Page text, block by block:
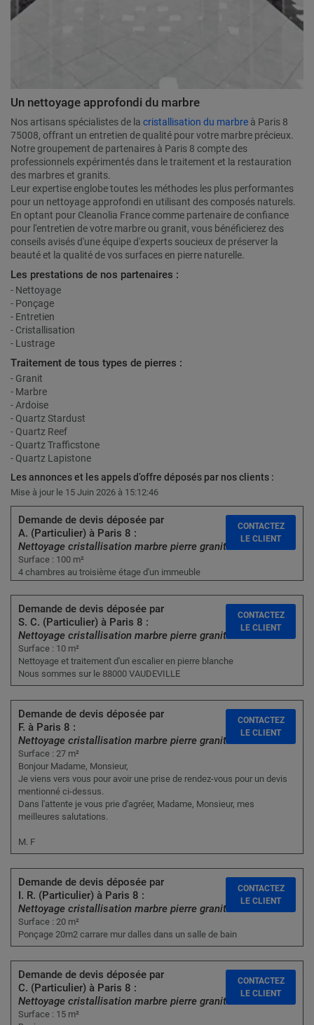
Un nettoyage approfondi du marbre
Nos artisans spécialistes de la cristallisation du marbre à Paris 8
75008, offrant un entretien de qualité pour votre marbre précieux.
Notre groupement de partenaires à Paris 8 compte des
professionnels expérimentés dans le traitement et la restauration
des marbres et granits.
Leur expertise englobe toutes les méthodes les plus performantes
pour un nettoyage approfondi en utilisant des composés naturels.
En optant pour Cleanolia France comme partenaire de confiance
pour l'entretien de votre marbre ou granit, vous bénéficierez des
conseils avisés d'une équipe d'experts soucieux de préserver la
beauté et la qualité de vos surfaces en pierre naturelle.
Les prestations de nos partenaires :
- Nettoyage
- Ponçage
- Entretien
- Cristallisation
- Lustrage
Traitement de tous types de pierres :
- Granit
- Marbre
- Ardoise
- Quartz Stardust
- Quartz Reef
- Quartz Trafficstone
- Quartz Lapistone
Les annonces et les appels d’offre déposés par nos clients :
Mise à jour le 15 Juin 2026 à 15:12:46
Demande de devis déposée par
A. (Particulier) à Paris 8 :
Nettoyage cristallisation marbre pierre granit
Surface : 100 m²
4 chambres au troisième étage d'un immeuble
CONTACTEZ
LE CLIENT
Demande de devis déposée par
S. C. (Particulier) à Paris 8 :
Nettoyage cristallisation marbre pierre granit
Surface : 10 m²
Nettoyage et traitement d'un escalier en pierre blanche
Nous sommes sur le 88000 VAUDEVILLE
CONTACTEZ
LE CLIENT
Demande de devis déposée par
F. à Paris 8 :
Nettoyage cristallisation marbre pierre granit
Surface : 27 m²
Bonjour Madame, Monsieur,
Je viens vers vous pour avoir une prise de rendez-vous pour un devis
mentionné ci-dessus.
Dans l'attente je vous prie d'agréer, Madame, Monsieur, mes
meilleures salutations.
M. F
CONTACTEZ
LE CLIENT
Demande de devis déposée par
I. R. (Particulier) à Paris 8 :
Nettoyage cristallisation marbre pierre granit
Surface : 20 m²
Ponçage 20m2 carrare mur dalles dans un salle de bain
CONTACTEZ
LE CLIENT
Demande de devis déposée par
C. (Particulier) à Paris 8 :
Nettoyage cristallisation marbre pierre granit
Surface : 15 m²
CONTACTEZ
LE CLIENT